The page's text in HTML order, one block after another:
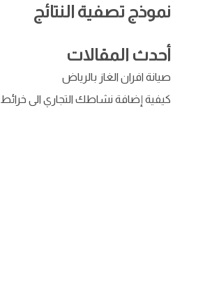
نموذج تصفية النتائج
أحدث المقالات
صيانة افران الغاز بالرياض
كيفية إضافة نشاطك التجاري الى